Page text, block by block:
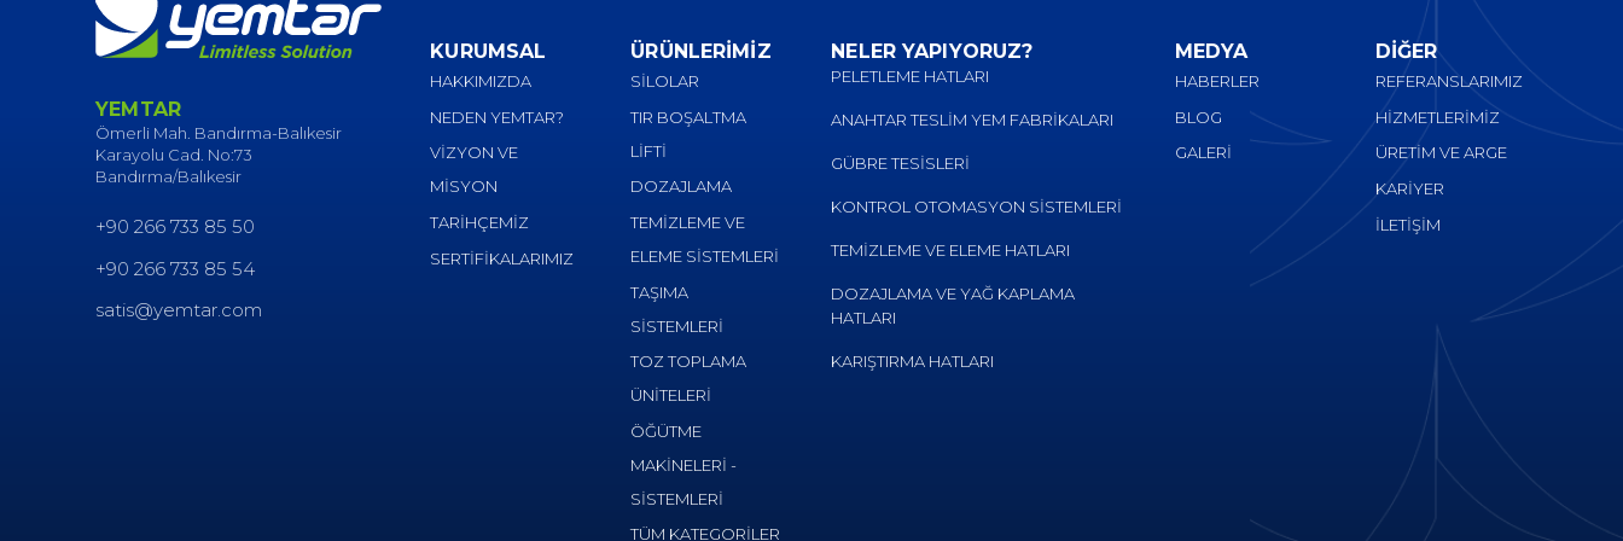
YEMTAR
Ömerli Mah. Bandırma-Balıkesir
Karayolu Cad. No:73
Bandırma/Balıkesir
+90 266 733 85 50
+90 266 733 85 54
satis@yemtar.com
KURUMSAL
HAKKIMIZDA
NEDEN YEMTAR?
VİZYON VE
MİSYON
TARİHÇEMİZ
SERTİFİKALARIMIZ
ÜRÜNLERİMİZ
SİLOLAR
TIR BOŞALTMA
LİFTİ
DOZAJLAMA
TEMİZLEME VE
ELEME SİSTEMLERİ
TAŞIMA
SİSTEMLERİ
TOZ TOPLAMA
ÜNİTELERİ
ÖĞÜTME
MAKİNELERİ -
SİSTEMLERİ
TÜM KATEGORİLER
NELER YAPIYORUZ?
PELETLEME HATLARI
ANAHTAR TESLİM YEM FABRİKALARI
GÜBRE TESİSLERİ
KONTROL OTOMASYON SİSTEMLERİ
TEMİZLEME VE ELEME HATLARI
DOZAJLAMA VE YAĞ KAPLAMA
HATLARI
KARIŞTIRMA HATLARI
MEDYA
HABERLER
BLOG
GALERİ
DİĞER
REFERANSLARIMIZ
HİZMETLERİMİZ
ÜRETİM VE ARGE
KARİYER
İLETİŞİM